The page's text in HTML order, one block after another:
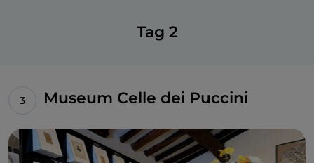
den verschiedenen Disziplinen ausbildeten. Das
er Unterricht nahm, sowie eine Sammlung von
Jugendkompositionen. Von hier aus empfehlen wir
Pietro Somaldi zu erreichen, einen weiteren Ort,
der Puccini am Herzen lag. Sobald Sie die Kirche
Tag 2
Museum Celle dei Puccini